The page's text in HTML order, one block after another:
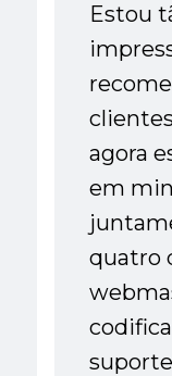
Estou
agora
em
quatro